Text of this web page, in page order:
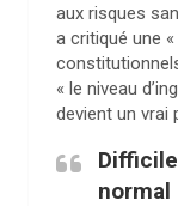
aux risques
a critiqué une
« le niveau
devient un vrai
normal